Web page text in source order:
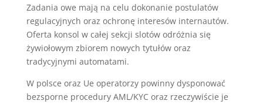
Zadania owe mają na celu dokonanie postulatów
regulacyjnych oraz ochronę interesów internautów.
Oferta konsol w całej sekcji slotów odróżnia się
żywiołowym zbiorem nowych tytułów oraz
tradycyjnymi automatami.
W polsce oraz Ue operatorzy powinny dysponować
bezsporne procedury AML/KYC oraz rzeczywiście je